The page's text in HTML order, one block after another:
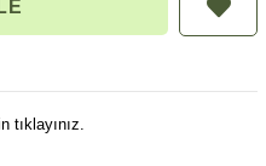
tıklayınız.